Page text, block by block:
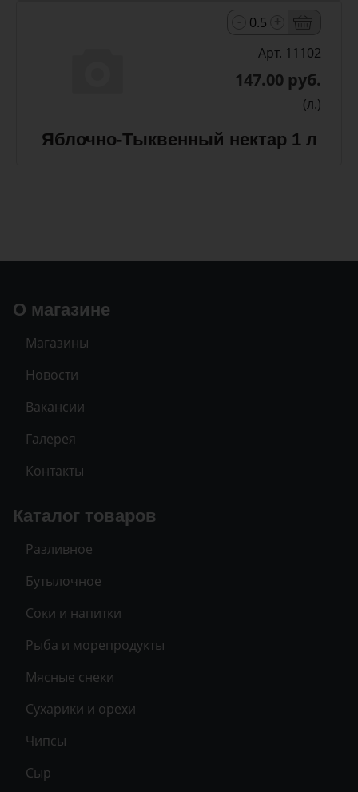
Арт. 11102
147.00 руб.
(л.)
Яблочно-Тыквенный нектар 1 л
О магазине
Магазины
Новости
Вакансии
Галерея
Контакты
Каталог товаров
Разливное
Бутылочное
Соки и напитки
Рыба и морепродукты
Мясные снеки
Сухарики и орехи
Чипсы
Сыр